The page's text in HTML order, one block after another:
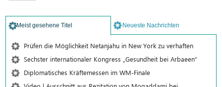
Meist gesehene Titel Neueste Nachrichten
Prüfen die Möglichkeit Netanjahu in New York zu verhaften
Sechster internationaler Kongress „Gesundheit bei Arbaeen“
Diplomatisches Kräftemessen im WM-Finale